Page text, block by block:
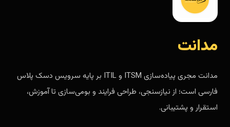
مدانت
مدانت مجری پیاده‌سازی ITSM و ITIL بر پایه سرویس دسک پلاس
فارسی است؛ از نیازسنجی، طراحی فرایند و بومی‌سازی تا آموزش،
استقرار و پشتیبانی.